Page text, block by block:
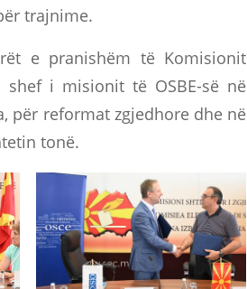
trajnime.
e pranishëm të Komisionit
shef i misionit të OSBE-së në
për reformat zgjedhore dhe në
tonë.